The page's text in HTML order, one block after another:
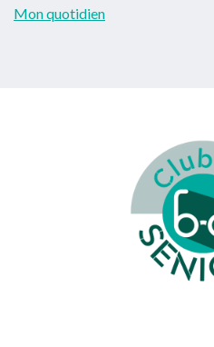
Mon quotidien